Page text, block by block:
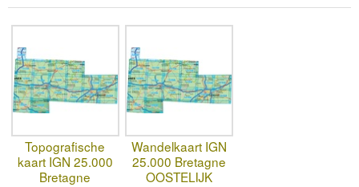
Topografische
kaart IGN 25.000
Bretagne
Wandelkaart IGN
25.000 Bretagne
OOSTELIJK